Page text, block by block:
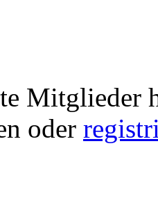
Mitglieder
oder